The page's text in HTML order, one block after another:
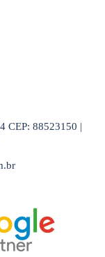
CEP: 88523150 |